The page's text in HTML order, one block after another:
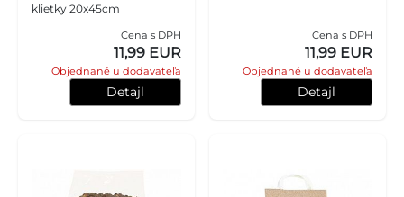
klietky 20x45cm
Cena s DPH
11,99 EUR
Objednané u dodavateľa
Detajl
Cena s DPH
11,99 EUR
Objednané u dodavateľa
Detajl